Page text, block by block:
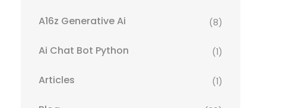
A16z Generative Ai (8)
Ai Chat Bot Python (1)
Articles (1)